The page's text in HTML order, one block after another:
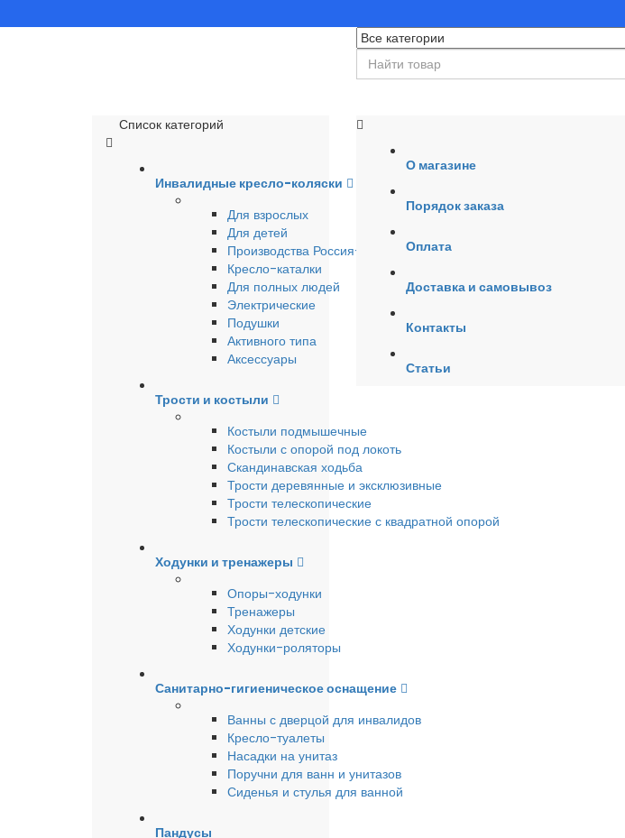
Список категорий
Инвалидные кресло-коляски
Для взрослых
Для детей
Производства Россия-Германия
Кресло-каталки
Для полных людей
Электрические
Подушки
Активного типа
Аксессуары
Трости и костыли
Костыли подмышечные
Костыли с опорой под локоть
Скандинавская ходьба
Трости деревянные и эксклюзивные
Трости телескопические
Трости телескопические с квадратной опорой
Ходунки и тренажеры
Опоры-ходунки
Тренажеры
Ходунки детские
Ходунки-роляторы
Санитарно-гигиеническое оснащение
Ванны с дверцой для инвалидов
Кресло-туалеты
Насадки на унитаз
Поручни для ванн и унитазов
Сиденья и стулья для ванной
Пандусы
О магазине
Порядок заказа
Оплата
Доставка и самовывоз
Контакты
Статьи